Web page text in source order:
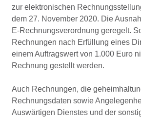
zur elektronischen
dem 27. November 2020. Die
E-Rechnungsverordnung geregelt.
Rechnungen nach Erfüllung eines
einem Auftragswert von 1.000 Euro
Rechnung gestellt werden.
Auch Rechnungen, die
Rechnungsdaten sowie
Auswärtigen Dienstes und der